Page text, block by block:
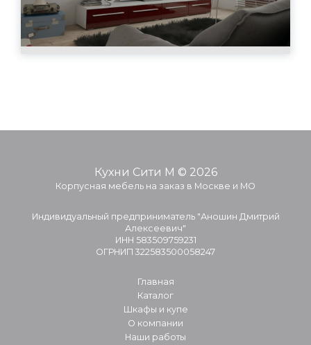
Кухни Сити М © 2026
Корпусная мебель на заказ в Москве и МО
Индивидуальный предприниматель "Аношин Дмитрий
Алексеевич"
ИНН 583509759231
ОГРНИП 322583500058247
Главная
Каталог
Шкафы и купе
О компании
Наши работы